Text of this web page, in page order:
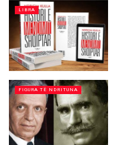
LIBRA
FIGURA TË NDRITUNA